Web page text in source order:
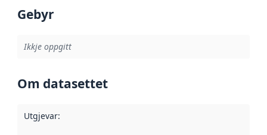
Gebyr
Ikkje oppgitt
Om datasettet
Utgjevar: